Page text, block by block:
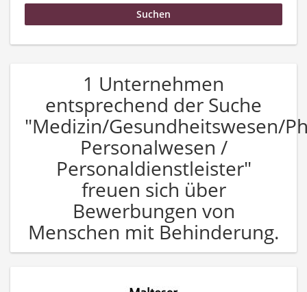
1 Unternehmen
entsprechend der Suche
"Medizin/Gesundheitswesen/
Personalwesen /
Personaldienstleister"
freuen sich über
Bewerbungen von
Menschen mit Behinderung.